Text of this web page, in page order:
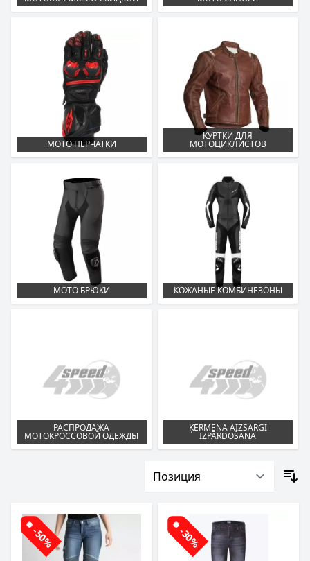
МОТО ПЕРЧАТКИ
КУРТКИ ДЛЯ
МОТОЦИКЛИСТОВ
МОТО БРЮКИ КОЖАНЫЕ КОМБИНЕЗОНЫ
РАСПРОДАЖА
МОТОКРОССОВОЙ ОДЕЖДЫ
ĶERMEŅA AIZSARGI
IZPĀRDOŠANA
-50% -30%